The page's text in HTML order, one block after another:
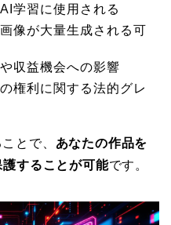
学習に使用される
像が大量生成される可
収益機会への影響
権利に関する法的グレ
とで、 あなたの作品を
することが可能です。